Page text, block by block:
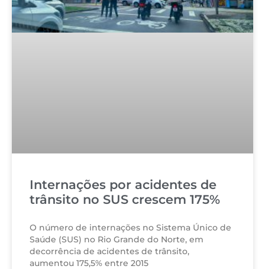
Internações por acidentes de
trânsito no SUS crescem 175%
O número de internações no Sistema Único de
Saúde (SUS) no Rio Grande do Norte, em
decorrência de acidentes de trânsito,
aumentou 175,5% entre 2015